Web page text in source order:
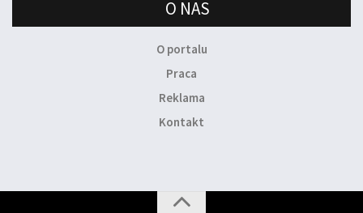
O NAS
O portalu
Praca
Reklama
Kontakt